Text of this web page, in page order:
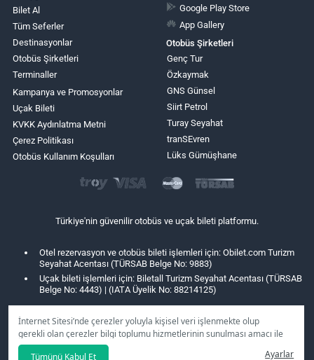
İnternet Sitesi’nde çerezler yoluyla kişisel veri işlenmekte olup
gerekli olan çerezler bilgi toplumu hizmetlerinin sunulması amacı ile
kullanılmaktadır. Tercihleriniz doğrultusunda size özel
Tümünü Kabul Et Ayarlar
Bilet Al
Tüm Seferler
Destinasyonlar
Otobüs Şirketleri
Terminaller
Kampanya ve Promosyonlar
Uçak Bileti
KVKK Aydınlatma Metni
Çerez Politikası
Otobüs Kullanım Koşulları
Google Play Store
App Gallery
Otobüs Şirketleri
Genç Tur
Özkaymak
GNS Günsel
Siirt Petrol
Turay Seyahat
tranSEvren
Lüks Gümüşhane
Türkiye'nin güvenilir otobüs ve uçak bileti platformu.
Otel rezervasyon ve otobüs bileti işlemleri için: Obilet.com Turizm
Seyahat Acentası (TÜRSAB Belge No: 9883)
Uçak bileti işlemleri için: Biletall Turizm Seyahat Acentası (TÜRSAB
Belge No: 4443) | (IATA Üyelik No: 88214125)